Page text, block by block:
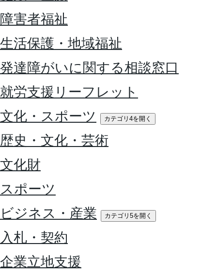
障害者福祉
生活保護・地域福祉
発達障がいに関する相談窓口
就労支援リーフレット
文化・スポーツ
カテゴリ4を開く
歴史・文化・芸術
文化財
スポーツ
ビジネス・産業
カテゴリ5を開く
入札・契約
企業立地支援